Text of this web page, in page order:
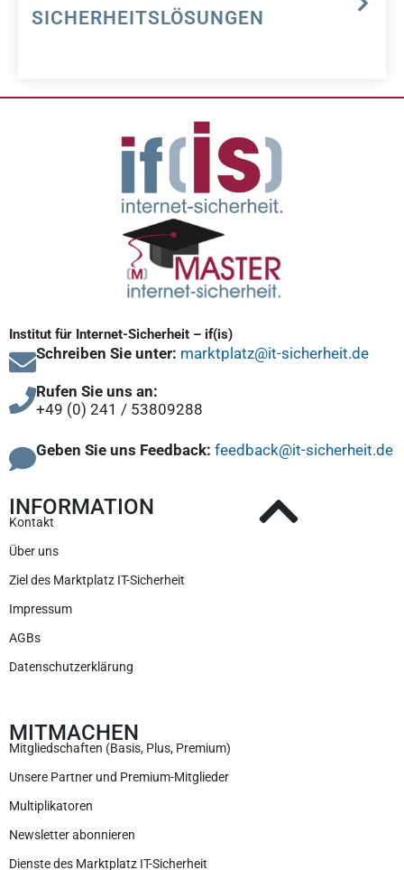
SICHERHEITSLÖSUNGEN
Institut für Internet-Sicherheit – if(is)
Schreiben Sie unter: marktplatz@it-sicherheit.de
Rufen Sie uns an:
+49 (0) 241 / 53809288
Geben Sie uns Feedback: feedback@it-sicherheit.de
INFORMATION
Kontakt
Über uns
Ziel des Marktplatz IT-Sicherheit
Impressum
AGBs
Datenschutzerklärung
MITMACHEN
Mitgliedschaften (Basis, Plus, Premium)
Unsere Partner und Premium-Mitglieder
Multiplikatoren
Newsletter abonnieren
Dienste des Marktplatz IT-Sicherheit